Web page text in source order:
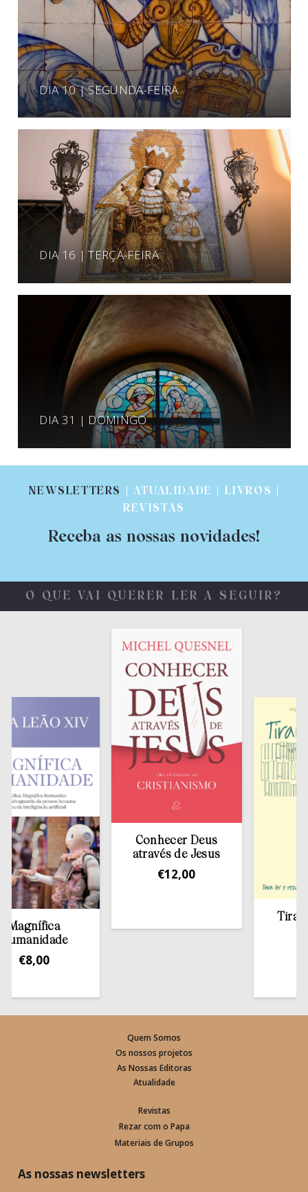
DIA 10 | SEGUNDA-FEIRA
DIA 16 | TERÇA-FEIRA
DIA 31 | DOMINGO
NEWSLETTERS
| ATUALIDADE | LIVROS |
REVISTAS
Receba as nossas novidades!
O QUE VAI QUERER LER A SEGUIR?
8,00
Conhecer Deus
através de Jesus
12,00
Tirar a
Quem Somos
Os nossos projetos
As Nossas Editoras
Atualidade
Revistas
Rezar com o Papa
Materiais de Grupos
As nossas newsletters